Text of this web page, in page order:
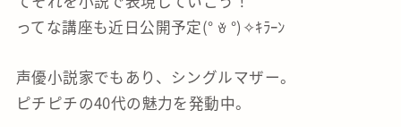
ってな講座も近日公開予定(° ꈊ °)✧ｷﾗｰﾝ
声優小説家でもあり、シングルマザー。
ピチピチの40代の魅力を発動中。